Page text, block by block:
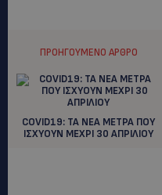
ΠΡΟΗΓΟΎΜΕΝΟ ΆΡΘΡΟ
COVID19: TA NEA METΡΑ ΠΟΥ
ΙΣΧΥΟΥΝ ΜΕΧΡΙ 30 ΑΠΡΙΛΙΟΥ